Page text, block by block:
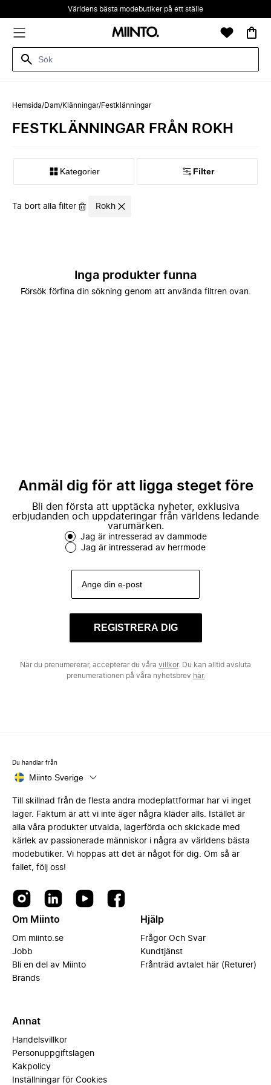
Världens bästa modebutiker på ett ställe
Hemsida/Dam/Klänningar/Festklänningar
FESTKLÄNNINGAR FRÅN ROKH
Kategorier Filter
Ta bort alla filter Rokh
Inga produkter funna
Försök förfina din sökning genom att använda filtren ovan.
Anmäl dig för att ligga steget före
Bli den första att upptäcka nyheter, exklusiva
erbjudanden och uppdateringar från världens ledande
varumärken.
Jag är intresserad av dammode
Jag är intresserad av herrmode
REGISTRERA DIG
När du prenumererar, accepterar du våra villkor. Du kan alltid avsluta
prenumerationen på våra nyhetsbrev här.
Du handlar från
Miinto Sverige
Till skillnad från de flesta andra modeplattformar har vi inget
lager. Faktum är att vi inte äger några kläder alls. Istället är
alla våra produkter utvalda, lagerförda och skickade med
kärlek av passionerade människor i några av världens bästa
modebutiker. Vi hoppas att det är något för dig. Om så är
fallet, följ oss!
Om Miinto
Om miinto.se
Jobb
Bli en del av Miinto
Brands
Hjälp
Frågor Och Svar
Kundtjänst
Frånträd avtalet här (Returer)
Annat
Handelsvillkor
Personuppgiftslagen
Kakpolicy
Inställningar för Cookies